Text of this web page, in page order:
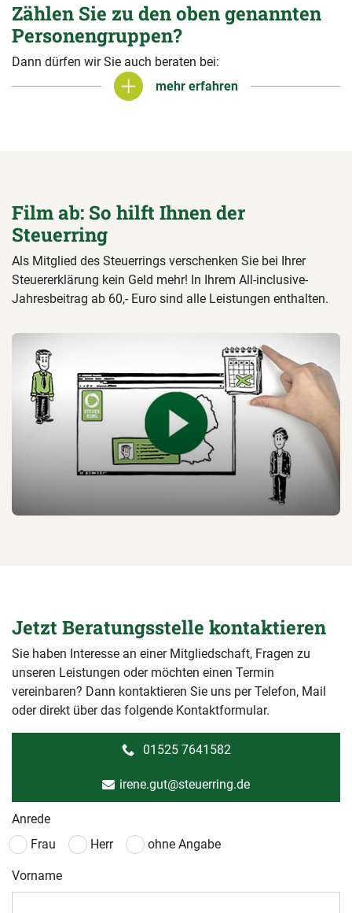
Zählen Sie zu den oben genannten
Personengruppen?
Dann dürfen wir Sie auch beraten bei:
mehr erfahren
mehr erfahren
Film ab: So hilft Ihnen der
Steuerring
Als Mitglied des Steuerrings verschenken Sie bei Ihrer
Steuererklärung kein Geld mehr! In Ihrem All-inclusive-
Jahresbeitrag ab 60,- Euro sind alle Leistungen enthalten.
Jetzt Beratungsstelle kontaktieren
Sie haben Interesse an einer Mitgliedschaft, Fragen zu
unseren Leistungen oder möchten einen Termin
vereinbaren? Dann kontaktieren Sie uns per Telefon, Mail
oder direkt über das folgende Kontaktformular.
01525 7641582
irene.gut@steuerring.de
Anrede
Frau
Herr ohne Angabe
Vorname